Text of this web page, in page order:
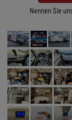
Nennen Sie